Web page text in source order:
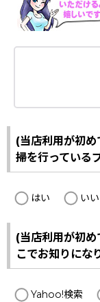
(当店利用が初
掃を行っている
はい い
(当店利用が初
こでお知りにな
Yahoo!検索